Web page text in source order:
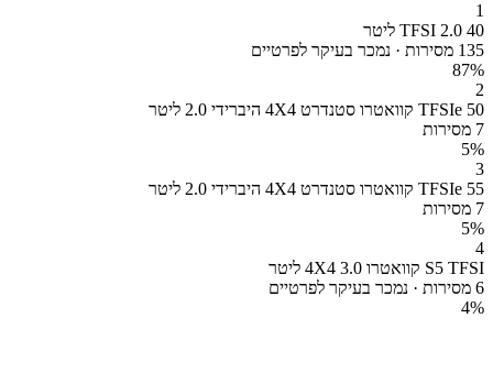
1
40 TFSI 2.0 ליטר
135 מסירות · נמכר בעיקר לפרטיים
87%
2
50 TFSIe קוואטרו סטנדרט 4X4 היברידי 2.0 ליטר
7 מסירות
5%
3
55 TFSIe קוואטרו סטנדרט 4X4 היברידי 2.0 ליטר
7 מסירות
5%
4
S5 TFSI קוואטרו 4X4 3.0 ליטר
6 מסירות · נמכר בעיקר לפרטיים
4%